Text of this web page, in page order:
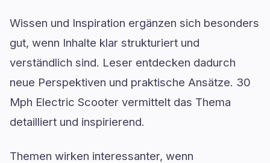
Wissen und Inspiration ergänzen sich besonders
gut, wenn Inhalte klar strukturiert und
verständlich sind. Leser entdecken dadurch
neue Perspektiven und praktische Ansätze. 30
Mph Electric Scooter vermittelt das Thema
detailliert und inspirierend.
Themen wirken interessanter, wenn